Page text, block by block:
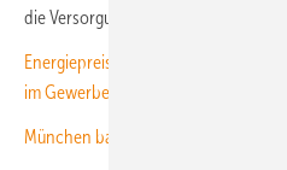
die Versorgung mit zertifiziertem
Energiepreisbremse vom Flachdach
im Gewerbe
München baut 2,1 Megawatt